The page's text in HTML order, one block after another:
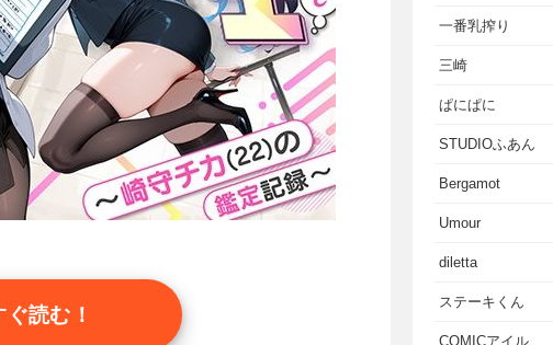
ぐ読む！
一番乳搾り
三崎
ぱにぱに
STUDIOふあん
Bergamot
Umour
diletta
ステーキくん
COMICアイル